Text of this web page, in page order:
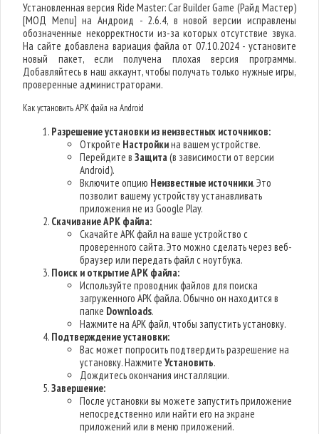
Установленная версия Ride Master: Car Builder Game (Райд Мастер)
[МОД Menu] на Андроид - 2.6.4, в новой версии исправлены
обозначенные некорректности из-за которых отсутствие звука.
На сайте добавлена вариация файла от 07.10.2024 - установите
новый пакет, если получена плохая версия программы.
Добавляйтесь в наш аккаунт, чтобы получать только нужные игры,
проверенные администраторами.
Как установить APK файл на Android
Разрешение установки из неизвестных источников:
Откройте Настройкина вашем устройстве.
Перейдите вЗащита(в зависимости от версии
Android).
Включите опцию Неизвестные источники. Это
позволит вашему устройству устанавливать
приложения не из Google Play.
Скачивание APK файла:
Скачайте APK файл на ваше устройство с
проверенного сайта. Это можно сделать через веб-
браузер или передать файл с ноутбука.
Поиск и открытие APK файла:
Используйте проводник файлов для поиска
загруженного APK файла. Обычно он находится в
папке Downloads.
Нажмите на APK файл, чтобы запустить установку.
Подтверждение установки:
Вас может попросить подтвердить разрешение на
установку. НажмитеУстановить.
Дождитесь окончания инсталляции.
Завершение:
После установки вы можете запустить приложение
непосредственно или найти его на экране
приложений или в меню приложений.